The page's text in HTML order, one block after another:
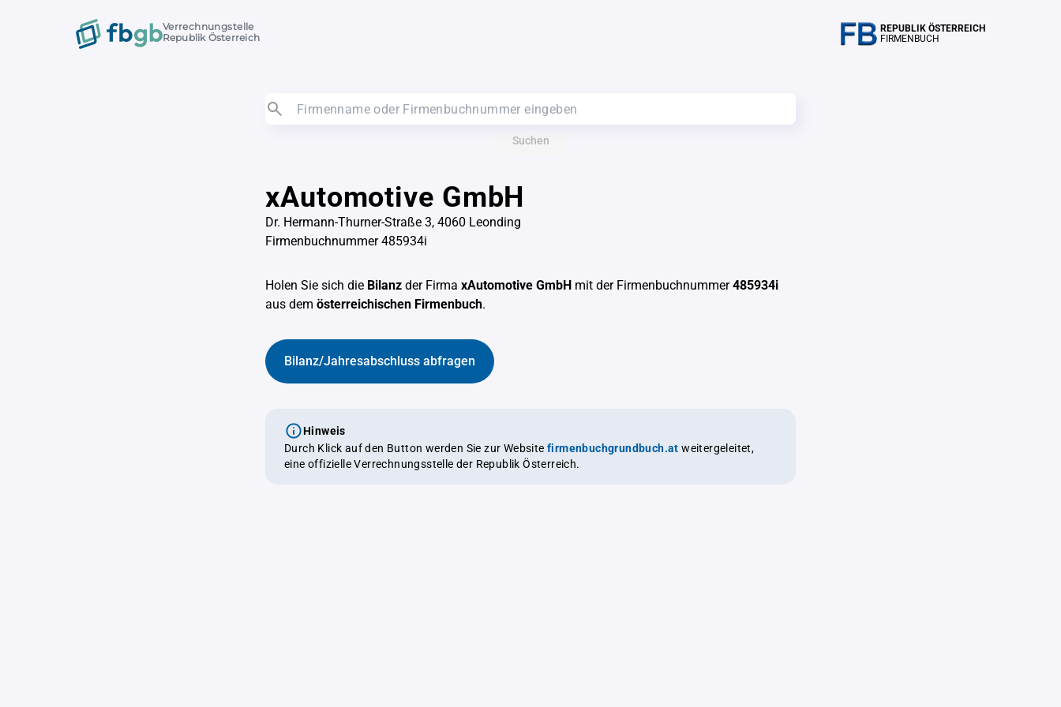
Verrechnungstelle
Republik Österreich
REPUBLIK ÖSTERREICH
FIRMENBUCH
Suchen
xAutomotive GmbH
Dr. Hermann-Thurner-Straße 3, 4060 Leonding
Firmenbuchnummer 485934i
Holen Sie sich die Bilanz der Firma xAutomotive GmbH mit der Firmenbuchnummer485934i
aus dem österreichischen Firmenbuch.
Bilanz/Jahresabschluss abfragen
Hinweis
Durch Klick auf den Button werden Sie zur Website firmenbuchgrundbuch.at weitergeleitet,
eine offizielle Verrechnungsstelle der Republik Österreich.